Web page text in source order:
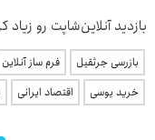
بازدید آنلاین‌شاپت رو زیاد
بازرسی جرثقیل فرم ساز آنلاین
خرید یوسی
اقتصاد ایرانی